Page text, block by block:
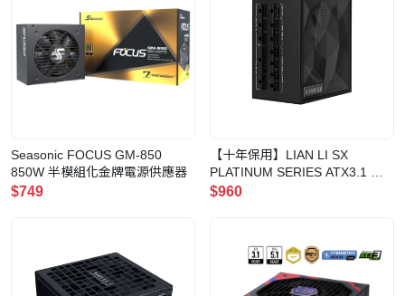
Seasonic FOCUS GM-850
850W 半模組化金牌電源供應器
$749
【十年保用】LIAN LI SX
PLATINUM SERIES ATX3.1 白
金牌全模組SFX-L電源供應器(黑
$960